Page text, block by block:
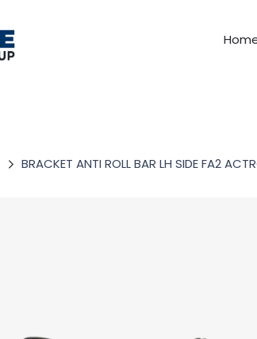
BRACKET ANTI ROLL BAR LH SIDE FA2